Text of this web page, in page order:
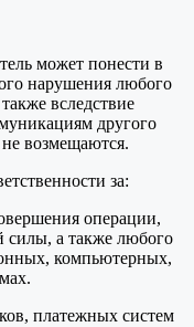
может понести в
нарушения любого
вследствие
другого
возмещаются.
за:
операции,
силы, а также любого
компьютерных,
платежных систем